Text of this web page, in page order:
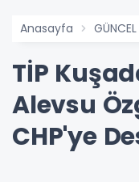
Anasayfa GÜNCEL
TİP
Alevsu
CHP'ye